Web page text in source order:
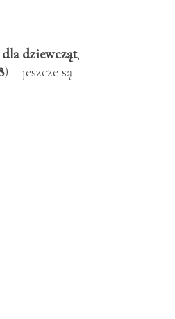
dziewcząt,
) – jeszcze są